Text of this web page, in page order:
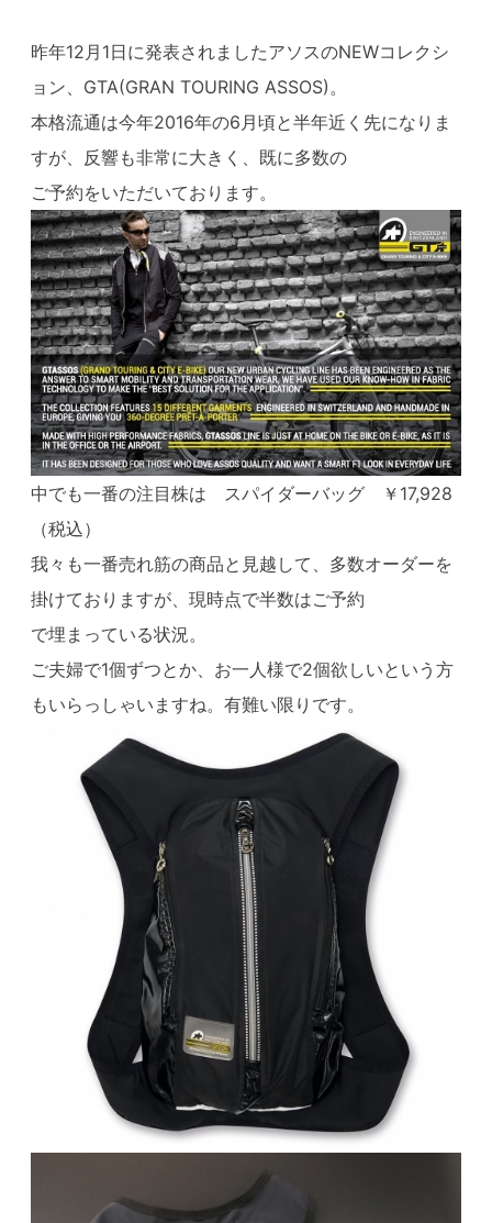
昨年12月1日に発表されましたアソスのNEWコレクシ
ョン、GTA(GRAN TOURING ASSOS)。
本格流通は今年2016年の6月頃と半年近く先になりま
すが、反響も非常に大きく、既に多数の
ご予約をいただいております。
中でも一番の注目株は スパイダーバッグ ￥17,928
（税込）
我々も一番売れ筋の商品と見越して、多数オーダーを
掛けておりますが、現時点で半数はご予約
で埋まっている状況。
ご夫婦で1個ずつとか、お一人様で2個欲しいという方
もいらっしゃいますね。有難い限りです。